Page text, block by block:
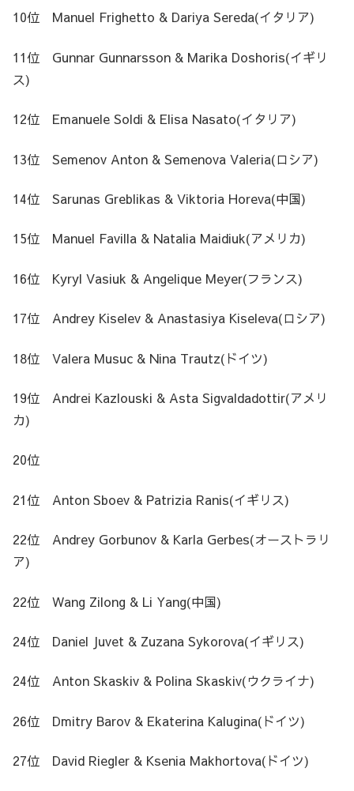
10位 Manuel Frighetto & Dariya Sereda(イタリア)
11位 Gunnar Gunnarsson & Marika Doshoris(イギリ
ス)
12位 Emanuele Soldi & Elisa Nasato(イタリア)
13位 Semenov Anton & Semenova Valeria(ロシア)
14位 Sarunas Greblikas & Viktoria Horeva(中国)
15位 Manuel Favilla & Natalia Maidiuk(アメリカ)
16位 Kyryl Vasiuk & Angelique Meyer(フランス)
17位 Andrey Kiselev & Anastasiya Kiseleva(ロシア)
18位 Valera Musuc & Nina Trautz(ドイツ)
19位 Andrei Kazlouski & Asta Sigvaldadottir(アメリ
カ)
20位
21位 Anton Sboev & Patrizia Ranis(イギリス)
22位 Andrey Gorbunov & Karla Gerbes(オーストラリ
ア)
22位 Wang Zilong & Li Yang(中国)
24位 Daniel Juvet & Zuzana Sykorova(イギリス)
24位 Anton Skaskiv & Polina Skaskiv(ウクライナ)
26位 Dmitry Barov & Ekaterina Kalugina(ドイツ)
27位 David Riegler & Ksenia Makhortova(ドイツ)